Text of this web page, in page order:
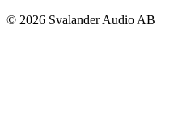
© 2026 Svalander Audio AB